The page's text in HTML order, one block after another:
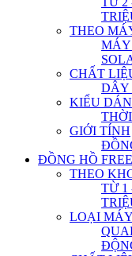
THEO
MÁY
CHẤT
DÂY
KIỂU
GIỚI TÍNH
ĐỒNG HỒ
THEO
TỪ 1
LOẠI MÁY